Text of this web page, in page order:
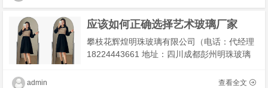
应该如何正确选择艺术玻璃厂家
攀枝花辉煌明珠玻璃有限公司（电话：代经理
18224443661 地址：四川成都彭州明珠玻璃
玻璃,金元玻璃我们有专业技术团队为您解决工
查看全文
admin